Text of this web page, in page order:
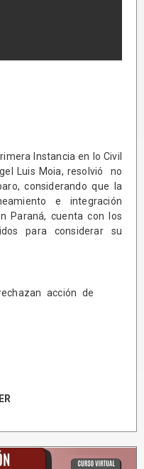
Instancia en lo Civil
Luis Moia, resolvió no
considerando que la
e integración
Paraná, cuenta con los
para considerar su
acción de